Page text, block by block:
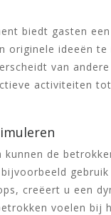
biedt gasten
originele ideeën
van
activiteiten
kunnen de
creëert u een
voelen bij